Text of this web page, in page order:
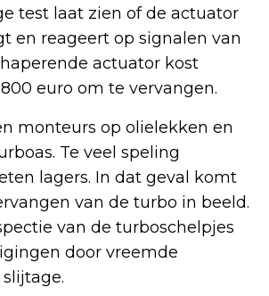
test laat zien of de actuator
en reageert op signalen van
actuator kost
euro om te vervangen.
monteurs op olielekken en
Te veel speling
lagers. In dat geval komt
van de turbo in beeld.
van de turboschelpjes
door vreemde